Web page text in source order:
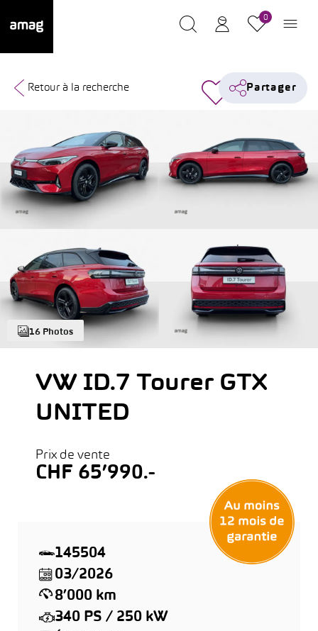
0
16 Photos
Retour à la recherche Partager
VW ID.7 Tourer GTX
UNITED
Prix de vente
CHF 65’990.-
145504
03/2026
8’000 km
340 PS / 250 kW